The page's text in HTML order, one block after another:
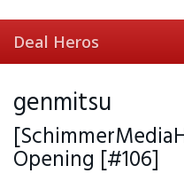
to
main
content
Deal Heros
genmitsu
Opening [#106]